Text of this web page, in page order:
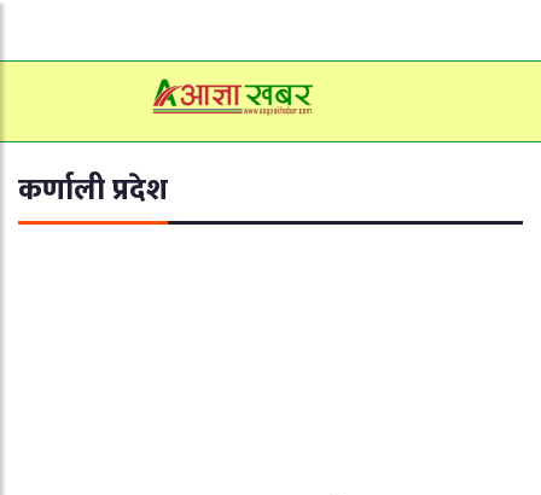
कर्णाली प्रदेश